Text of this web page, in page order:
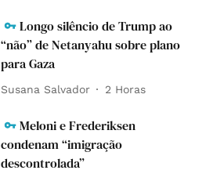
Longo silêncio de Trump ao
“não” de Netanyahu sobre plano
para Gaza
Susana Salvador 2 Horas
Meloni e Frederiksen
condenam “imigração
descontrolada”